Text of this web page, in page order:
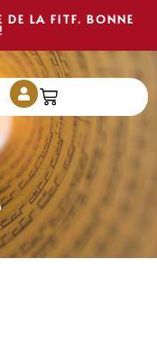
DE LA FITF. BONNE